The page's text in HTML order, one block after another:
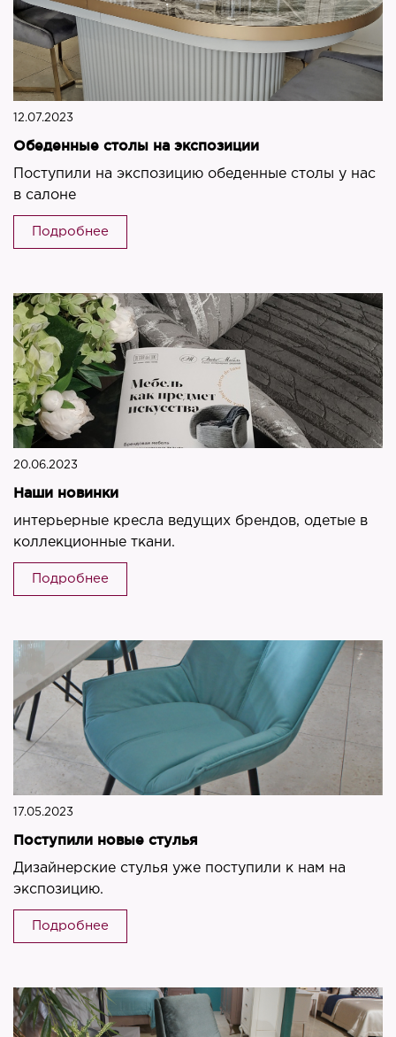
12.07.2023
Обеденные столы на экспозиции
Поступили на экспозицию обеденные столы у нас
в салоне
Подробнее
20.06.2023
Наши новинки
интерьерные кресла ведущих брендов, одетые в
коллекционные ткани.
Подробнее
17.05.2023
Поступили новые стулья
Дизайнерские стулья уже поступили к нам на
экспозицию.
Подробнее